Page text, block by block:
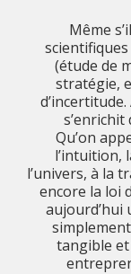
Même
(étude de
stratégie,
s’enrichit
Qu’on
l’intuition,
l’univers, à la
encore la loi
aujourd’hui
tangible et